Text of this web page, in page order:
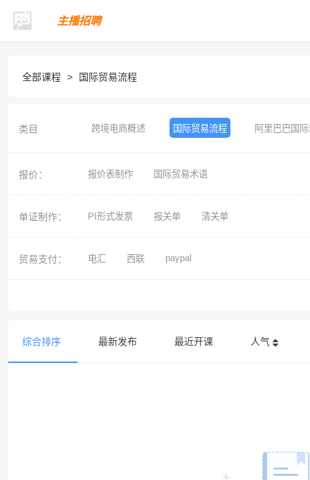
主播招聘
全部课程 > 国际贸易流程
类目 跨境电商概述 国际贸易流程 阿里巴巴国
报价： 报价表制作 国际贸易术语
单证制作： PI形式发票 报关单 清关单
贸易支付： 电汇 西联 paypal
综合排序 最新发布 最近开课 人气